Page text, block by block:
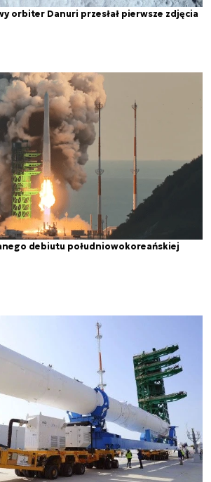
orbiter Danuri przesłał pierwsze zdjęcia
debiutu południowokoreańskiej